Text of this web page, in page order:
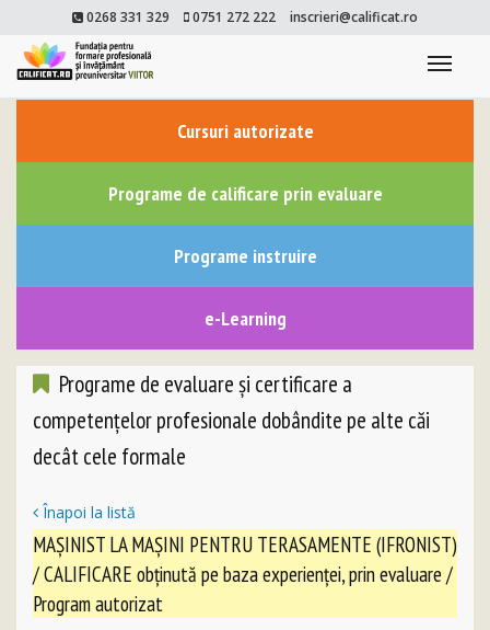
0268 331 329 0751 272 222 inscrieri@calificat.ro
Cursuri autorizate
Programe de calificare prin evaluare
Programe instruire
e-Learning
Programe de evaluare și certificare a
competențelor profesionale dobândite pe alte căi
decât cele formale
Înapoi la listă
MAŞINIST LA MAŞINI PENTRU TERASAMENTE (IFRONIST)
/ CALIFICARE obținută pe baza experienței, prin evaluare /
Program autorizat